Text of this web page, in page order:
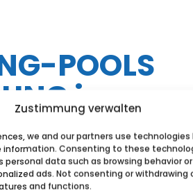
Zustimmung verwalten
we and our partners use technologies
Consenting to these
data such as browsing behavior
ads. Not consenting or withdrawing
and functions.
POOLS
in